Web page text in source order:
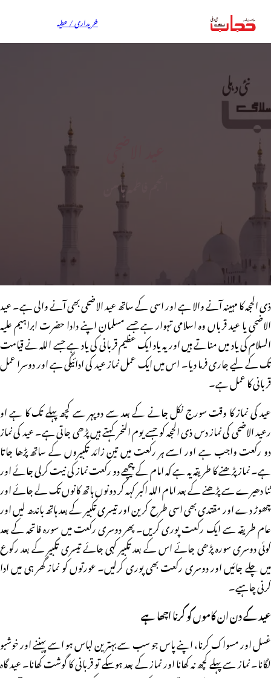
خریداری / عطیہ
انجم فاطمہ ہاسن
ذی الحجہ کا مہینہ آنے والا ہے اور اسی کے ساتھ عید الاضحی بھی آنے والی ہے۔ عید
الاضحی یا عید قرباں وہ اسلامی تہوار ہے جسے مسلمان اپنے دادا حضرت ابراہیم علیہ
السلام کی یاد میں مناتے ہیں اور یہ یاد ایک عظیم قربانی کی یاد ہے جسے اللہ نے قیامت
تک کے لیے جاری فرما دیا۔ اس میں ایک عمل نماز عید کی ادائیگی ہے اور دوسرا عمل
قربانی کا عمل ہے۔
عید کی نماز کا وقت سورج نکل جانے کے بعد سے دوپہر سے کچھ پہلے تک کا ہے او
رعید الاضحی کی نماز دس ذی الحجہ کو جسے یوم النحر کہتے ہیں پڑھی جاتی ہے۔ عید کی نماز
دو رکعت واجب ہے اور اسے ہر رکعت میں تین زائد تکبیروں کے ساتھ پڑھا جاتا
ہے۔ نماز پڑھنے کا طریقہ یہ ہے کہ امام کے پیچھے دو رکعت نماز کی نیت کرلی جائے اور
ثنا دھیرے سے پڑھنے کے بعد امام اللہ اکبر کہہ کر دونوں ہاتھ کانوں تک لے جائے اور
چھوڑ دے اور مقتدی بھی اسی طرح کرین اور تیسری تکبیر کے بعد ہاتھ باندھ لیں اور
عام طریقہ سے ایک رکعت پوری کریں۔ پھر دوسری رکعت میں سورہ فاتحہ کے بعد
کوئی دوسری سورہ پڑھی جائے اس کے بعد تکبیر کہی جائے تیسری تکبیر کے بعد رکوع
میں چلے جائیں اور دوسری رکعت بھی پوری کرلیں۔ عورتوں کو نماز گھر ہی میں ادا
کرنی چاہیے۔
عید کے دن ان کاموں کو کرنا اچھا ہے
غسل اور مسواک کرنا، اپنے پاس جو سب سے بہترین لباس ہو اسے پہننے اور خوشبو
لگانا۔ نماز سے پہلے کچھ نہ کھانا اور نماز کے بعد ہوسکے تو قربانی کا گوشت کھانا۔ عید گاہ